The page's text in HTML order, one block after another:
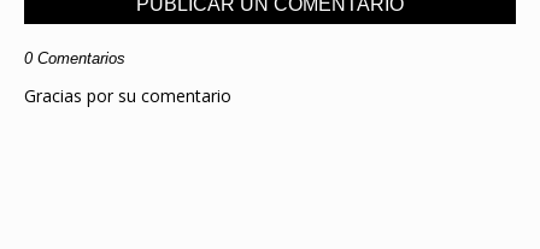
PUBLICAR UN COMENTARIO
0 Comentarios
Gracias por su comentario